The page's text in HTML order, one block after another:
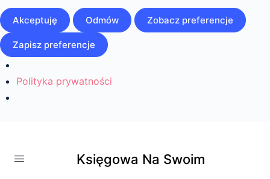
Akceptuję Odmów Zobacz preferencje
Zapisz preferencje
Polityka prywatności
Księgowa Na Swoim